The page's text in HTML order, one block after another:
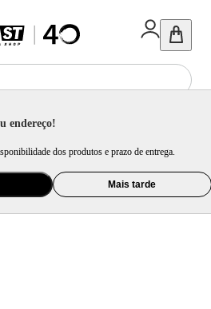
endereço!
dos produtos e prazo de entrega.
Mais tarde
Carrinho de Bebê com Bebê Conforto 2 em 1 Youturn Maxi Baby